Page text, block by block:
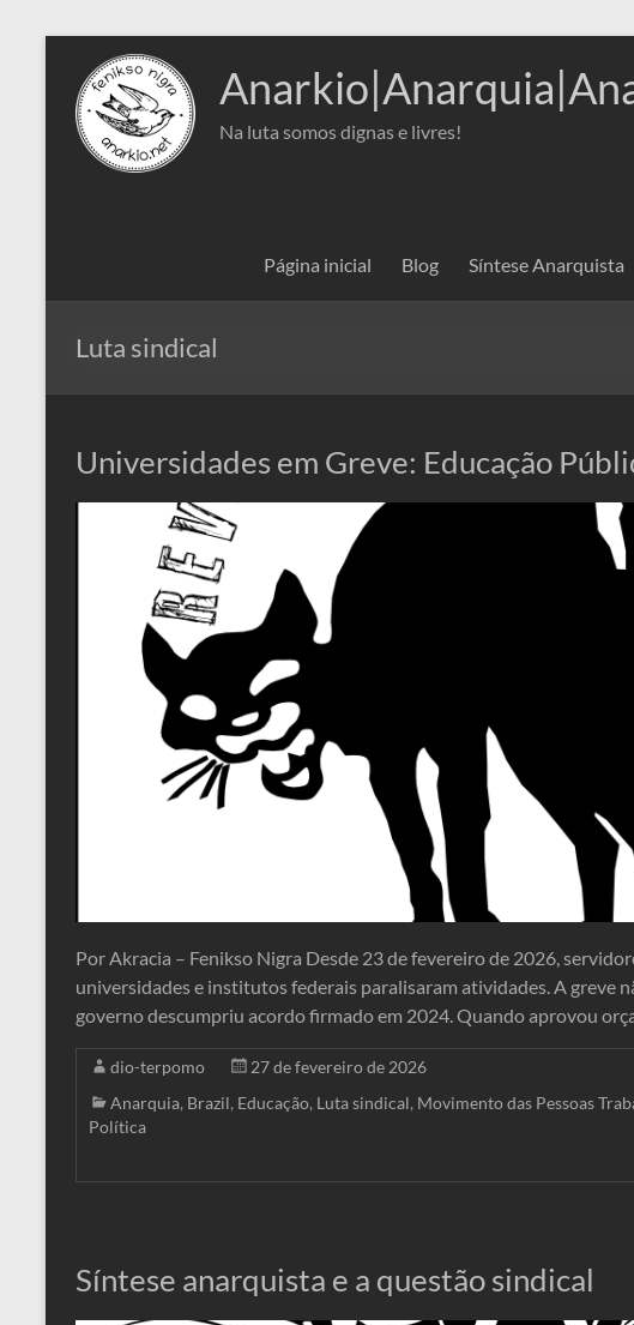
conteúdo
Na luta somos dignas e livres!
Página inicial Blog Síntese Anarquista
Luta sindical
Universidades em Greve: Educação
Por Akracia – Fenikso Nigra Desde 23 de fevereiro de 2026,
universidades e institutos federais paralisaram atividades. A greve
governo descumpriu acordo firmado em 2024. Quando aprovou
dio-terpomo
27 de fevereiro de 2026
Anarquia, Brazil, Educação, Luta sindical, Movimento das Pessoas
Política
Síntese anarquista e a questão sindical